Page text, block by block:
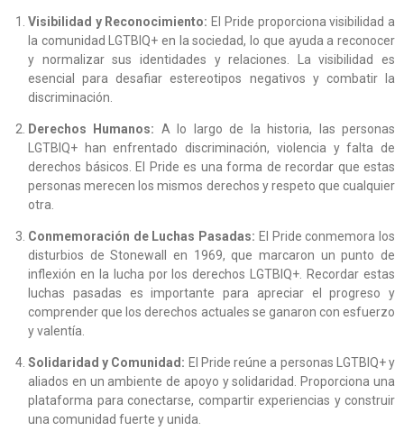
Visibilidad y Reconocimiento: El Pride proporciona visibilidad a
la comunidad LGTBIQ+ en la sociedad, lo que ayuda a reconocer
y normalizar sus identidades y relaciones. La visibilidad es
esencial para desafiar estereotipos negativos y combatir la
discriminación.
Derechos Humanos: A lo largo de la historia, las personas
LGTBIQ+ han enfrentado discriminación, violencia y falta de
derechos básicos. El Pride es una forma de recordar que estas
personas merecen los mismos derechos y respeto que cualquier
otra.
Conmemoración de Luchas Pasadas: El Pride conmemora los
disturbios de Stonewall en 1969, que marcaron un punto de
inflexión en la lucha por los derechos LGTBIQ+. Recordar estas
luchas pasadas es importante para apreciar el progreso y
comprender que los derechos actuales se ganaron con esfuerzo
y valentía.
Solidaridad y Comunidad: El Pride reúne a personas LGTBIQ+ y
aliados en un ambiente de apoyo y solidaridad. Proporciona una
plataforma para conectarse, compartir experiencias y construir
una comunidad fuerte y unida.